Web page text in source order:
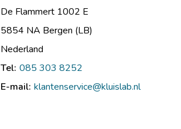
De Flammert 1002 E
5854 NA Bergen (LB)
Nederland
Tel: 085 303 8252
E-mail: klantenservice@kluislab.nl